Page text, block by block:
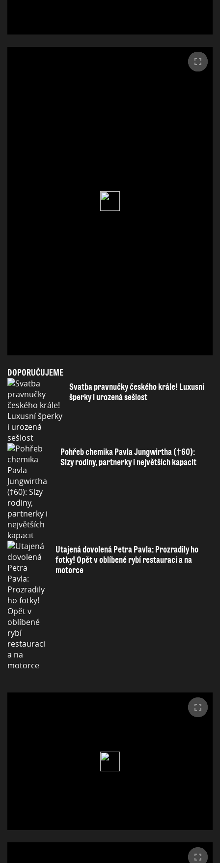
DOPORUČUJEME
Svatba pravnučky českého krále! Luxusní
šperky i urozená sešlost
Pohřeb chemika Pavla Jungwirtha (†60):
Slzy rodiny, partnerky i největších kapacit
Utajená dovolená Petra Pavla: Prozradily ho
fotky! Opět v oblíbené rybí restauraci a na
motorce